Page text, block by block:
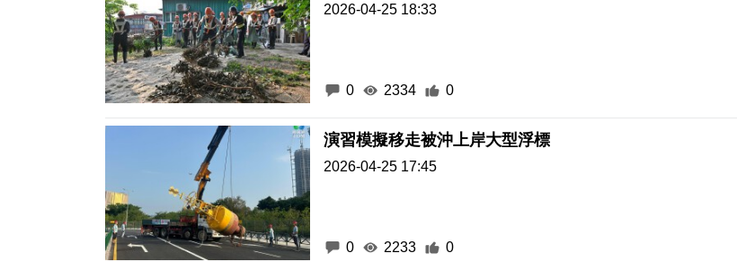
2026-04-25 18:33
0 2334 0
演習模擬移走被沖上岸大型浮標
2026-04-25 17:45
0 2233 0